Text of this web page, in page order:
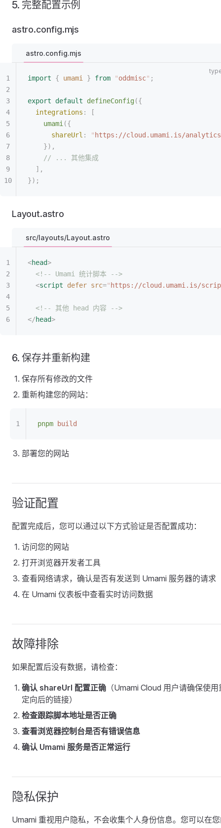
5. 完整配置示例
astro.config.mjs
astro.config.mjs
import { umami } from "oddmisc" ;
export default defineConfig({
  integrations
: [
    umami
({
      shareUrl
: " https://cloud.umami.is/
    }),
    // ... 其他集成
  ],
});
Layout.astro
src/layouts/Layout.astro
<head>
  <!-- Umami 统计脚本 -->
  <
script defer src=" https://cloud.umami.is/
  <!-- 其他 head 内容 -->
</head>
6. 保存并重新构建
保存所有修改的文件
重新构建您的网站：
pnpm build
部署您的网站
验证配置
配置完成后，您可以通过以下方式验证是否配置成功：
访问您的网站
打开浏览器开发者工具
查看网络请求，确认是否有发送到 Umami 服务器的请求
在 Umami 仪表板中查看实时访问数据
故障排除
如果配置后没有数据，请检查：
确认 shareUrl 配置正确 （Umami Cloud 用户请确保使用
定向后的链接）
检查跟踪脚本地址是否正确
查看浏览器控制台是否有错误信息
确认 Umami 服务是否正常运行
隐私保护
Umami 重视用户隐私，不会收集个人身份信息。您可以在